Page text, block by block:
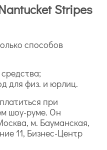
Stripes
способов
для физ. и юрлиц.
при
шоу-руме. Он
м. Бауманская,
11, Бизнес-Центр